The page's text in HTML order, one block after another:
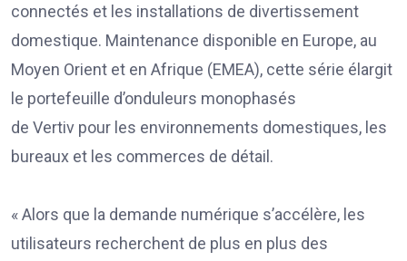
connectés et les installations de divertissement
domestique. Maintenance disponible en Europe, au
Moyen Orient et en Afrique (EMEA), cette série élargit
le portefeuille d’onduleurs monophasés
de Vertiv pour les environnements domestiques, les
bureaux et les commerces de détail.
« Alors que la demande numérique s’accélère, les
utilisateurs recherchent de plus en plus des